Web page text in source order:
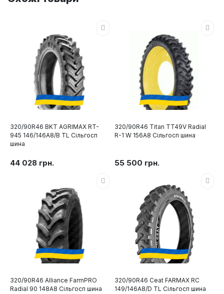
320/90R46 BKT AGRIMAX RT-
945 146/146A8/B TL Сільгосп
шина
44 028 грн.
320/90R46 Titan TT49V Radial
R-1 W 156A8 Сільгосп шина
55 500 грн.
320/90R46 Alliance FarmPRO
Radial 90 148A8 Сільгосп шина
320/90R46 Ceat FARMAX RC
149/146A8/D TL Сільгосп шина